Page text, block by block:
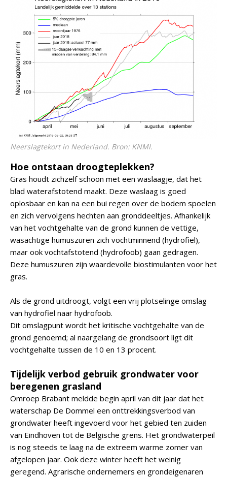
Neerslagtekort in Nederland. Bron: KNMI.
Hoe ontstaan droogteplekken?
Gras houdt zichzelf schoon met een waslaagje, dat het
blad waterafstotend maakt. Deze waslaag is goed
oplosbaar en kan na een bui regen over de bodem spoelen
en zich vervolgens hechten aan gronddeeltjes. Afhankelijk
van het vochtgehalte van de grond kunnen de vettige,
wasachtige humuszuren zich vochtminnend (hydrofiel),
maar ook vochtafstotend (hydrofoob) gaan gedragen.
Deze humuszuren zijn waardevolle biostimulanten voor het
gras.
Als de grond uitdroogt, volgt een vrij plotselinge omslag
van hydrofiel naar hydrofoob.
Dit omslagpunt wordt het kritische vochtgehalte van de
grond genoemd; al naargelang de grondsoort ligt dit
vochtgehalte tussen de 10 en 13 procent.
Tijdelijk verbod gebruik grondwater voor
beregenen grasland
Omroep Brabant meldde begin april van dit jaar dat het
waterschap De Dommel een onttrekkingsverbod van
grondwater heeft ingevoerd voor het gebied ten zuiden
van Eindhoven tot de Belgische grens. Het grondwaterpeil
is nog steeds te laag na de extreem warme zomer van
afgelopen jaar. Ook deze winter heeft het weinig
geregend. Agrarische ondernemers en grondeigenaren